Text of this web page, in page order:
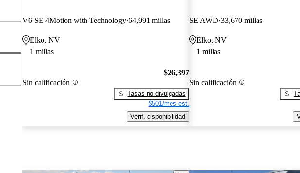
V6 SE 4Motion with Technology 64,991 millas
Elko, NV
1 millas
Sin calificación
$26,397
Tasas no divulgadas
$501/mes est.
Verif. disponibilidad
SE AWD 33,670 millas
Elko, NV
1 millas
Sin calificación